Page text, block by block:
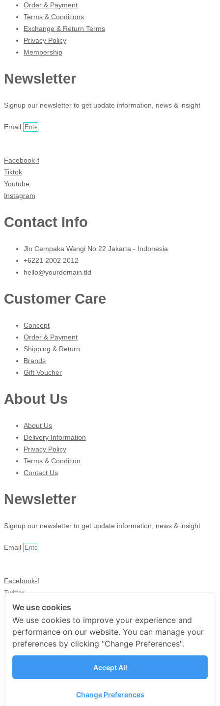
Order & Payment
Terms & Conditions
Exchange & Return Terms
Privacy Policy
Membership
Newsletter
Signup our newsletter to get update information, news & insight
Email
Facebook-f
Tiktok
Youtube
Instagram
Contact Info
Jln Cempaka Wangi No 22 Jakarta - Indonesia
+6221 2002 2012
hello@yourdomain.tld
Customer Care
Concept
Order & Payment
Shipping & Return
Brands
Gift Voucher
About Us
About Us
Delivery Information
Privacy Policy
Terms & Condition
Contact Us
Newsletter
Signup our newsletter to get update information, news & insight
Email
Facebook-f
Twitter
Youtube
Instagram
Copyright © 2025 haii mart, All
rights reserved. Present by
YWDS|Sitemap
We use cookies
We use cookies to improve your experience and
performance on our website. You can manage your
preferences by clicking "Change Preferences".
Accept All
Change Preferences